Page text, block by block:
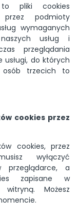
pliki cookies
przez podmioty
wymaganych
usług i
przeglądania
usługi, do których
osób trzecich to
cookies przez
cookies, przez
wyłączyć
przeglądarce, a
zapisane w
Możesz